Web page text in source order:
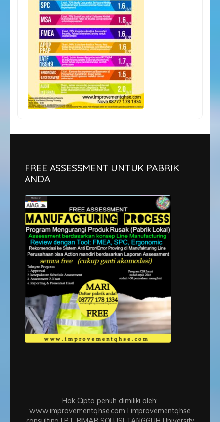
FREE ASSESSMENT UNTUK PABRIK
ANDA
Hak Cipta penuh dimiliki oleh:
www.improvementqhse.com I improvementqhse